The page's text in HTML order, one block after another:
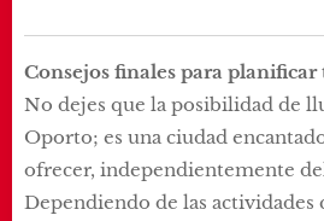
Consejos finales para
No dejes que la posibilidad de
Oporto; es una ciudad
ofrecer, independientemente
Dependiendo de las actividades